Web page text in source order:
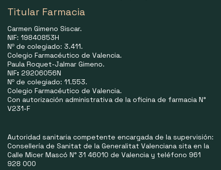
Titular Farmacia
Carmen Gimeno Siscar.
NIF: 19840853H
Nº de colegiado: 3.411.
Colegio Farmacéutico de Valencia.
Paula Roquet-Jalmar Gimeno.
NIF: 29206056N
Nº de colegiado: 11.553.
Colegio Farmacéutico de Valencia.
Con autorización administrativa de la oficina de farmacia N°
V231-F
Autoridad sanitaria competente encargada de la supervisión:
Consellería de Sanitat de la Generalitat Valenciana sita en la
Calle Micer Mascó N° 31 46010 de Valencia y teléfono 961
928 000